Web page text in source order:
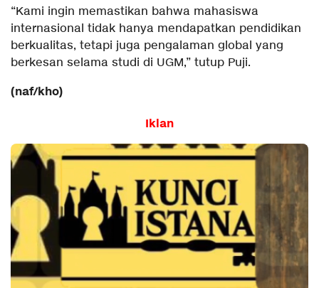
“Kami ingin memastikan bahwa mahasiswa
internasional tidak hanya mendapatkan pendidikan
berkualitas, tetapi juga pengalaman global yang
berkesan selama studi di UGM,” tutup Puji.
(naf/kho)
Iklan